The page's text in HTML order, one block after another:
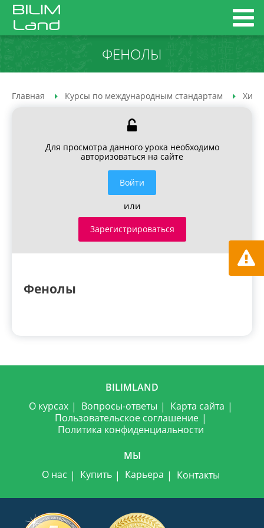
ФЕНОЛЫ
Главная Курсы по международным стандартам
Для просмотра данного урока необходимо
авторизоваться на сайте
Войти
или
Зарегистрироваться
Фенолы
BILIMLAND
О курсах
Вопросы-ответы
Карта сайта
Пользовательское соглашение
Политика конфиденциальности
МЫ
О нас
Купить Карьера Контакты